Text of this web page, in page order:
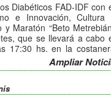
Diabéticos FAD-IDF con
e Innovación, Cultura
Maratón “Beto
que se llevará a cabo
17:30 hs. en la
con una distancia
Ampliar